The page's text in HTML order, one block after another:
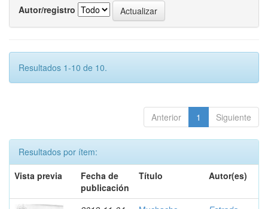
Autor/registro
Resultados 1-10 de 10.
Anterior 1 Siguiente
Resultados por ítem:
Vista previa
Fecha de
publicación
Título Autor(es)